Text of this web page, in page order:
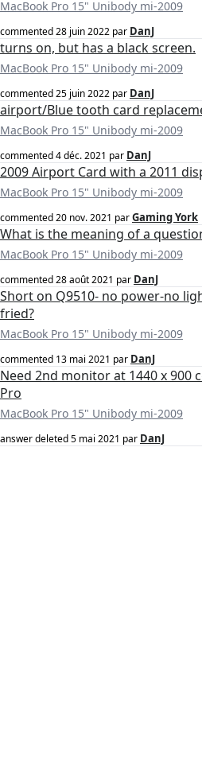
MacBook Pro 15" Unibody mi-2009
commented28 juin 2022 par DanJ
turns on, but has a black screen.
MacBook Pro 15" Unibody mi-2009
commented25 juin 2022 par DanJ
airport/Blue tooth card
MacBook Pro 15" Unibody mi-2009
commented4 déc. 2021 par DanJ
2009 Airport Card with a 2011
MacBook Pro 15" Unibody mi-2009
commented20 nov. 2021 parGaming York
What is the meaning of a
MacBook Pro 15" Unibody mi-2009
commented28 août 2021 par DanJ
Short on Q9510- no power-no
fried?
MacBook Pro 15" Unibody mi-2009
commented 13 mai 2021 par DanJ
Need 2nd monitor at 1440 x 900
Pro
MacBook Pro 15" Unibody mi-2009
answer deleted5 mai 2021 par DanJ